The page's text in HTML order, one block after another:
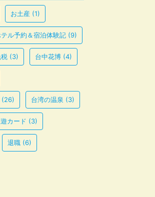
お土産 (1)
テル予約＆宿泊体験記 (9)
(3) 台中花博 (4)
(26) 台湾の温泉 (3)
カード (3)
退職 (6)